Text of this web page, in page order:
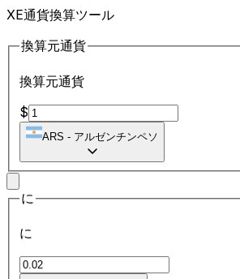
XE通貨換算ツール
換算元通貨
換算元通貨
$
ARS - アルゼンチンペソ
に
に